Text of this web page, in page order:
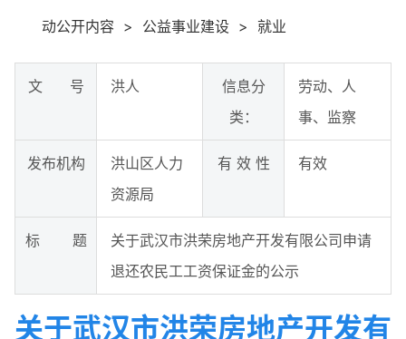
动公开内容 > 公益事业建设 > 就业
文 号 洪人
信息分
类：
劳动、人
事、监察
发布机构
洪山区人力
资源局
有 效 性 有效
标 题
关于武汉市洪荣房地产开发有限公司申请
退还农民工工资保证金的公示
关于武汉市洪荣房地产开发有